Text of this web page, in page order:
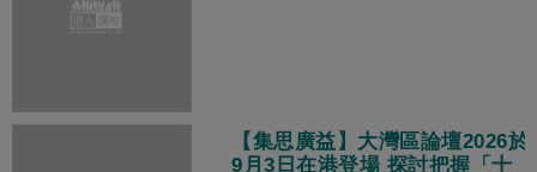
【集思廣益】大灣區論壇2026於
9月3日在港登場 探討把握「十